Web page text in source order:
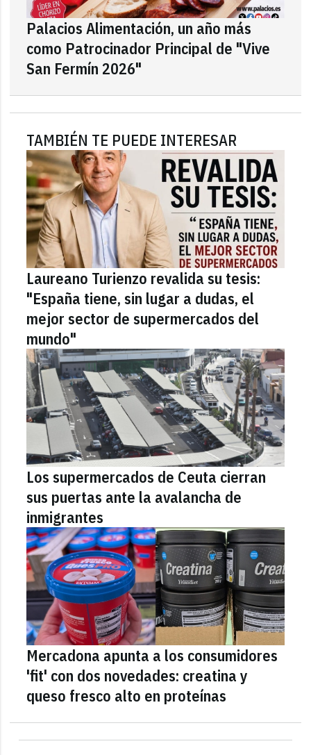
Palacios Alimentación, un año más
como Patrocinador Principal de "Vive
San Fermín 2026"
TAMBIÉN TE PUEDE INTERESAR
Laureano Turienzo revalida su tesis:
"España tiene, sin lugar a dudas, el
mejor sector de supermercados del
mundo"
Los supermercados de Ceuta cierran
sus puertas ante la avalancha de
inmigrantes
Mercadona apunta a los consumidores
'fit' con dos novedades: creatina y
queso fresco alto en proteínas